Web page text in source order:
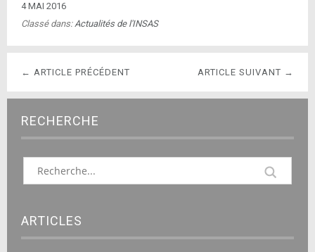
4 MAI 2016
Classé dans:Actualités de l'INSAS
ARTICLE SUIVANT →
← ARTICLE PRÉCÉDENT
RECHERCHE
ARTICLES